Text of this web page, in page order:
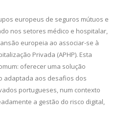
europeus de seguros mútuos e
nos setores médico e hospitalar,
europeia ao associar-se à
Privada (APHP). Esta
oferecer uma solução
adaptada aos desafios dos
portugueses, num contexto
a gestão do risco digital,